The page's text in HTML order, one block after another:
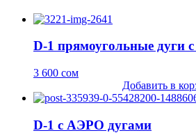
D-1 прямоугольные дуги
3 600 сом
Добавить в
D-1 с АЭРО дугами